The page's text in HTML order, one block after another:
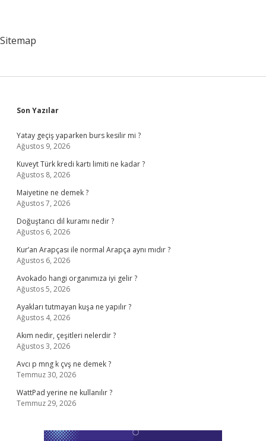
Sitemap
Sidebar
Son Yazılar
Yatay geçiş yaparken burs kesilir mi ?
Ağustos 9, 2026
Kuveyt Türk kredi kartı limiti ne kadar ?
Ağustos 8, 2026
Maiyetine ne demek ?
Ağustos 7, 2026
Doğuştancı dil kuramı nedir ?
Ağustos 6, 2026
Kur’an Arapçası ile normal Arapça aynı mıdır ?
Ağustos 6, 2026
Avokado hangi organımıza iyi gelir ?
Ağustos 5, 2026
Ayakları tutmayan kuşa ne yapılır ?
Ağustos 4, 2026
Akım nedir, çeşitleri nelerdir ?
Ağustos 3, 2026
Avcı p mng k çvş ne demek ?
Temmuz 30, 2026
WattPad yerine ne kullanılır ?
Temmuz 29, 2026